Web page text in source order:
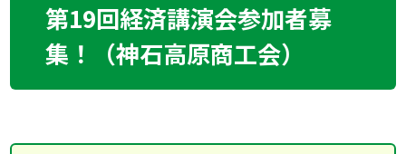
第19回経済講演会参加者募
集！（神石高原商工会）